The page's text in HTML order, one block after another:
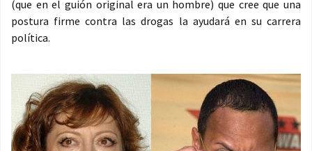
(que en el guión original era un hombre) que cree que una
postura firme contra las drogas la ayudará en su carrera
política.